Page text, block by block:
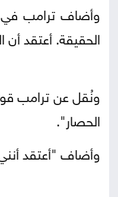
وأضاف ترامب في
الحقيقة. أعتقد
ونُقل عن ترامب
الحصار".
وأضاف "أعتقد